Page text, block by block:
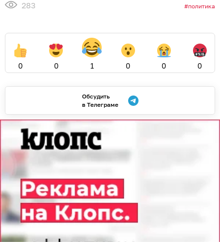
283 политика
0 0 1 0 0 0
Обсудить
в Телеграме